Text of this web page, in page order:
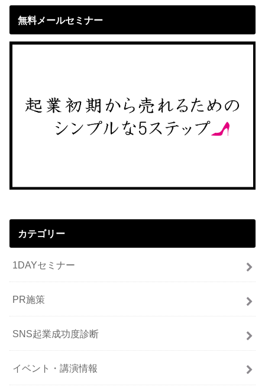
無料メールセミナー
カテゴリー
1DAYセミナー
PR施策
SNS起業成功度診断
イベント・講演情報